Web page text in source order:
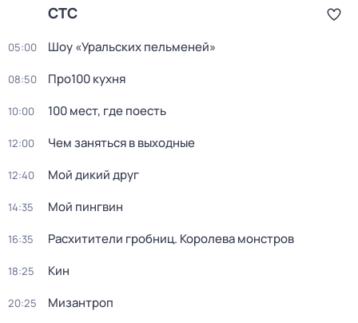
СТС
05:00 Шоу «Уральских пельменей»
08:50 Про100 кухня
10:00 100 мест, гдe поеcть
12:00 Чем заняться в выходные
12:40 Мой дикий друг
14:35 Мой пингвин
16:35 Расхитители гробниц. Королева монстров
18:25 Кин
20:25 Мизантроп